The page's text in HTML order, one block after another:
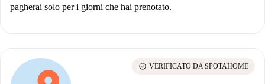
pagherai solo per i giorni che hai prenotato.
check_circle VERIFICATO DA SPOTAHOME